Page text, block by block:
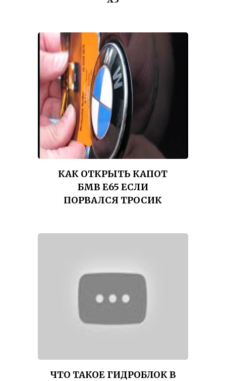
КАК ОТКРЫТЬ КАПОТ
БМВ Е65 ЕСЛИ
ПОРВАЛСЯ ТРОСИК
ЧТО ТАКОЕ ГИДРОБЛОК В